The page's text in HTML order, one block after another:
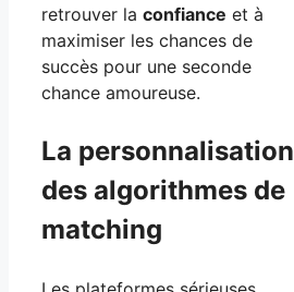
retrouver la confiance et à
maximiser les chances de
succès pour une seconde
chance amoureuse.
La personnalisation
des algorithmes de
matching